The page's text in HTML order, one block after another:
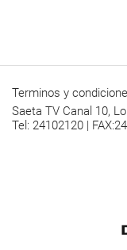
Terminos y
Saeta TV Canal 10,
Tel: 24102120 |